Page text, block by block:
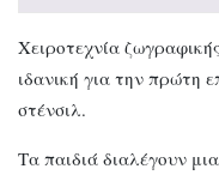
Χειροτεχνία
ιδανική για την πρώτη
στένσιλ.
Τα παιδιά διαλέγουν